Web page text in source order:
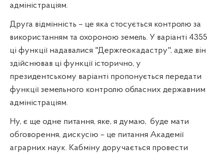
адміністраціям.
Друга відмінність – це яка стосується контролю за
використанням та охороною земель. У варіанті 4355
ці функції надавалися "Держгеокадастру", адже він
здійснював ці функції історично, у
президентському варіанті пропонується передати
функції земельного контролю обласних державним
адміністраціям.
Ну, є ще одне питання, яке, я думаю, буде мати
обговорення, дискусію – це питання Академії
аграрних наук. Кабміну доручається провести